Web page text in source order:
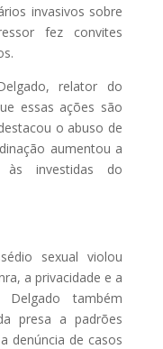
invasivos sobre
fez convites
relator do
essas ações são
o abuso de
aumentou a
às investidas do
sexual violou
a privacidade e a
também
presa a padrões
denúncia de casos